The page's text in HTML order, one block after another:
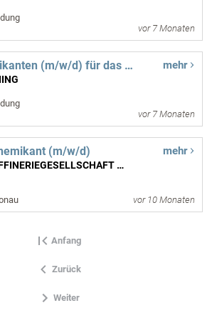
vor 7 Monaten
Erzieherpraktikanten (m/w/d) für das Sozialpädagogische Einführungsjahr SEJ mehr
vor 7 Monaten
(m/w/d)
BAYERNOIL RAFFINERIEGESELLSCHAFT MBH
mehr
vor 10 Monaten
Anfang
Zurück
Weiter